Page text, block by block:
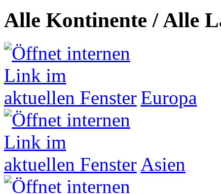
Alle Kontinente / Alle
Europa
Asien